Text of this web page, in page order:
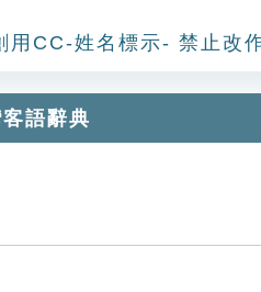
用CC-姓名標示- 禁止改
語辭典